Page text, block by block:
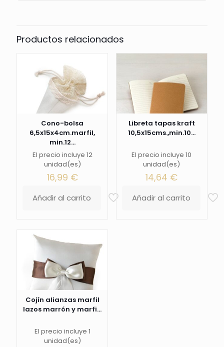
Productos relacionados
Cono-bolsa
6,5x15x4cm.marfil,
min.12...
El precio incluye 12
unidad(es)
16,99 €
Añadir al carrito
Libreta tapas kraft
10,5x15cms.,min.10...
El precio incluye 10
unidad(es)
14,64 €
Añadir al carrito
Cojín alianzas marfil
lazos marrón y marfi...
El precio incluye 1
unidad(es)